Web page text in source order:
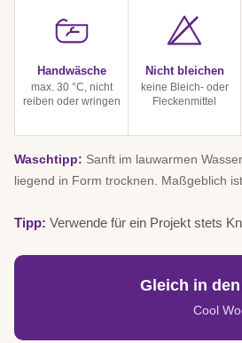
Handwäsche
max. 30 °C, nicht
reiben oder wringen
Nicht bleichen
keine Bleich- oder
Fleckenmittel
Waschtipp: Sanft im lauwarmen
liegend in Form trocknen. Maßgeblich
Tipp: Verwende für ein Projekt stets
Gleich in
Cool